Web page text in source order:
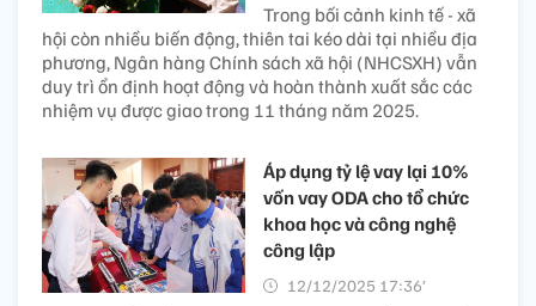
Trong bối cảnh kinh tế - xã
hội còn nhiều biến động, thiên tai kéo dài tại nhiều địa
phương, Ngân hàng Chính sách xã hội (NHCSXH) vẫn
duy trì ổn định hoạt động và hoàn thành xuất sắc các
nhiệm vụ được giao trong 11 tháng năm 2025.
Áp dụng tỷ lệ vay lại 10%
vốn vay ODA cho tổ chức
khoa học và công nghệ
công lập
12/12/2025 17:36’